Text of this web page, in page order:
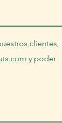
clientes,
y poder